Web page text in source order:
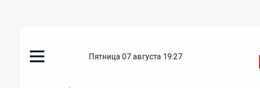
пятница 07 августа 19:27